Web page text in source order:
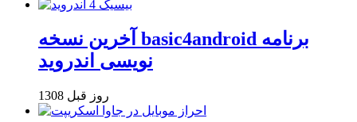
آخرین نسخه basic4android برنامه
نویسی اندروید
1308 روز قبل